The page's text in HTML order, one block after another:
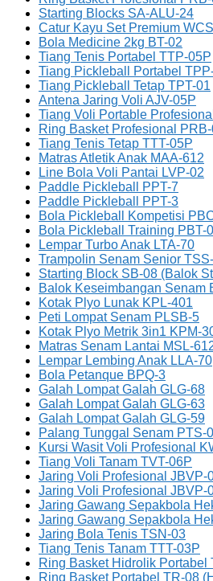
Starting Blocks SA-ALU-24
Catur Kayu Set Premium
Bola Medicine 2kg BT-02
Tiang Tenis Portabel TTP-05P
Tiang Pickleball Portabel
Tiang Pickleball Tetap TPT-01
Antena Jaring Voli AJV-05P
Tiang Voli Portable
Ring Basket Profesional
Tiang Tenis Tetap TTT-05P
Matras Atletik Anak MAA-612
Line Bola Voli Pantai LVP-02
Paddle Pickleball PPT-7
Paddle Pickleball PPT-3
Bola Pickleball Kompetisi
Bola Pickleball Training PBT-
Lempar Turbo Anak LTA-70
Trampolin Senam Senior
Starting Block SB-08 (Balok
Balok Keseimbangan Senam
Kotak Plyo Lunak KPL-401
Peti Lompat Senam PLSB-5
Kotak Plyo Metrik 3in1 KPM-
Matras Senam Lantai MSL-
Lempar Lembing Anak LLA-70
Bola Petanque BPQ-3
Galah Lompat Galah GLG-68
Galah Lompat Galah GLG-63
Galah Lompat Galah GLG-59
Palang Tunggal Senam PTS-
Kursi Wasit Voli Profesional
Tiang Voli Tanam TVT-06P
Jaring Voli Profesional JBVP-
Jaring Voli Profesional JBVP-
Jaring Gawang Sepakbola
Jaring Gawang Sepakbola
Jaring Bola Tenis TSN-03
Tiang Tenis Tanam TTT-03P
Ring Basket Hidrolik Portabel
Ring Basket Portabel TR-08